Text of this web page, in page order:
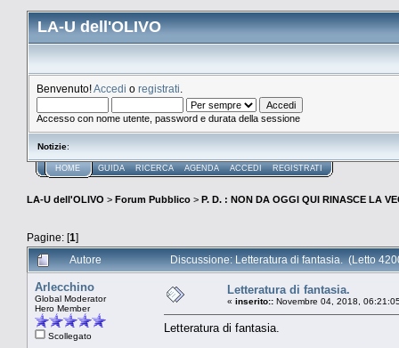
LA-U dell'OLIVO
Benvenuto!Accedi o registrati
Accesso con nome utente, password e durata della sessione
Notizie:
HOME GUIDA RICERCA AGENDA ACCEDI REGISTRATI
LA-U dell'OLIVO > Forum Pubblico > P. D. : NON DA OGGI QUI RINASCE LA
Pagine: [1]
Autore
Discussione: Letteratura di fantasia. (Letto
Arlecchino
Global Moderator
Hero Member
Scollegato
Letteratura di fantasia.
« inserito:: Novembre 04, 2018,
Letteratura di fantasia.